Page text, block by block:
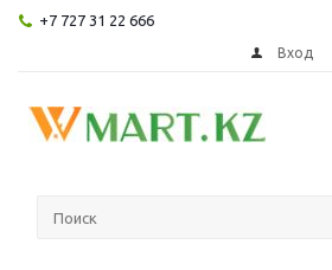
+7 727 31 22 666
Вход